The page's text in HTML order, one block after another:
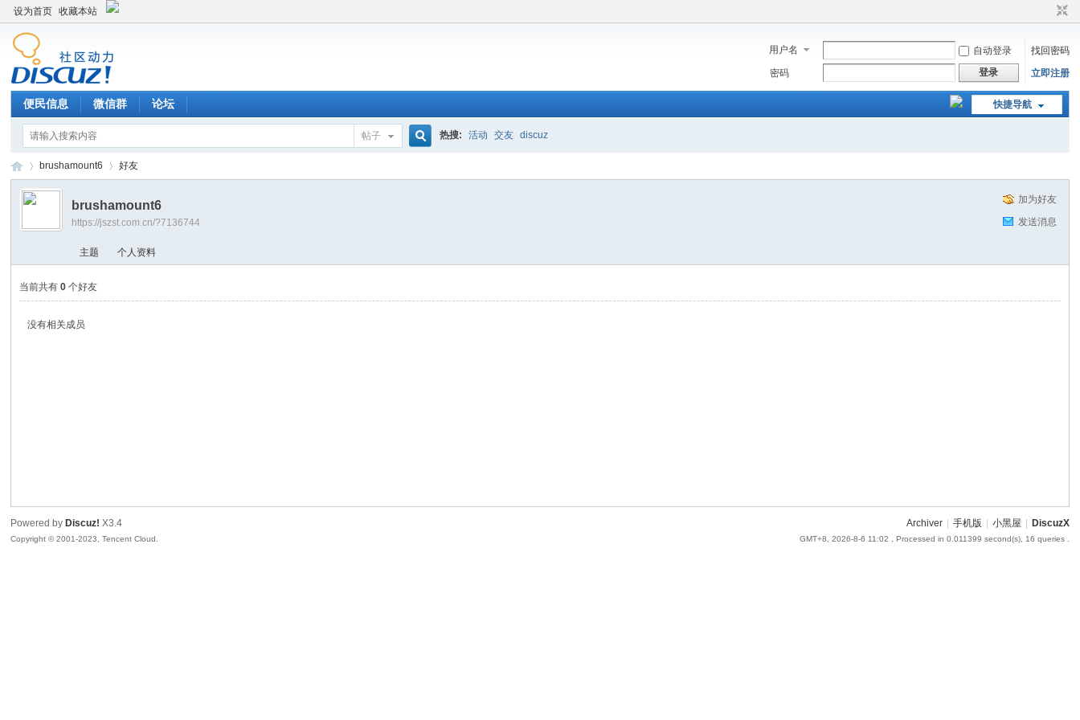
设为首页 收藏本站
用户名 自动登录
找回密码
密码
登录 立即注册
快捷导航
便民信息 微信群 论坛
帖子 热搜: 活动 交友 discuz
›
brushamount6 好友
加为好友
发送消息
brushamount6
https://jszst.com.cn/?7136744
主题 个人资料
当前共有0 个好友
没有相关成员
Archiver 手机版 小黑屋 DiscuzX
GMT+8, 2026-8-6 11:02 , Processed in 0.011399 second(s), 16 queries .
Powered by Discuz! X3.4
Copyright © 2001-2023, Tencent Cloud.